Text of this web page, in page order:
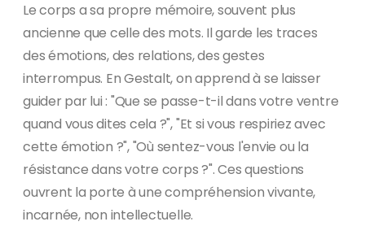
Le corps a sa propre mémoire, souvent plus
ancienne que celle des mots. Il garde les traces
des émotions, des relations, des gestes
interrompus. En Gestalt, on apprend à se laisser
guider par lui : "Que se passe-t-il dans votre ventre
quand vous dites cela ?", "Et si vous respiriez avec
cette émotion ?", "Où sentez-vous l'envie ou la
résistance dans votre corps ?". Ces questions
ouvrent la porte à une compréhension vivante,
incarnée, non intellectuelle.